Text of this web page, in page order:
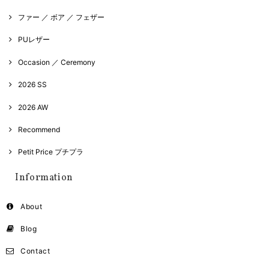
ファー ／ ボア ／ フェザー
PUレザー
Occasion ／ Ceremony
2026 SS
2026 AW
Recommend
Petit Price プチプラ
Information
About
Blog
Contact